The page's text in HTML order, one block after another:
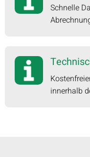
Schnelle
innerhalb